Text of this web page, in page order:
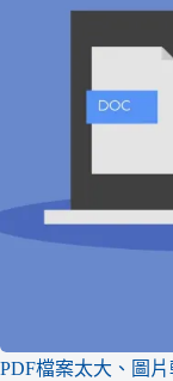
PDF檔案太大、圖